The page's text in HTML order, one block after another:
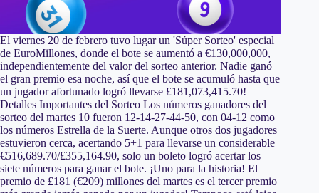
El viernes 20 de febrero tuvo lugar un 'Súper Sorteo' especial
de EuroMillones, donde el bote se aumentó a €130,000,000,
independientemente del valor del sorteo anterior. Nadie ganó
el gran premio esa noche, así que el bote se acumuló hasta que
un jugador afortunado logró llevarse £181,073,415.70!
Detalles Importantes del Sorteo Los números ganadores del
sorteo del martes 10 fueron 12-14-27-44-50, con 04-12 como
los números Estrella de la Suerte. Aunque otros dos jugadores
estuvieron cerca, acertando 5+1 para llevarse un considerable
€516,689.70/£355,164.90, solo un boleto logró acertar los
siete números para ganar el bote. ¡Uno para la historia! El
premio de £181 (€209) millones del martes es el tercer premio